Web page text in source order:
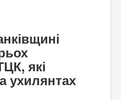
проблеми
Мрії та спогади
робитякі
ухилянтах